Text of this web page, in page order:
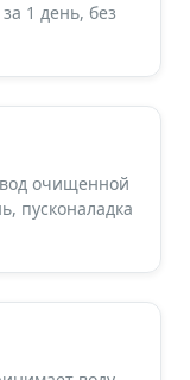
1 день, без
очищенной
пусконаладка